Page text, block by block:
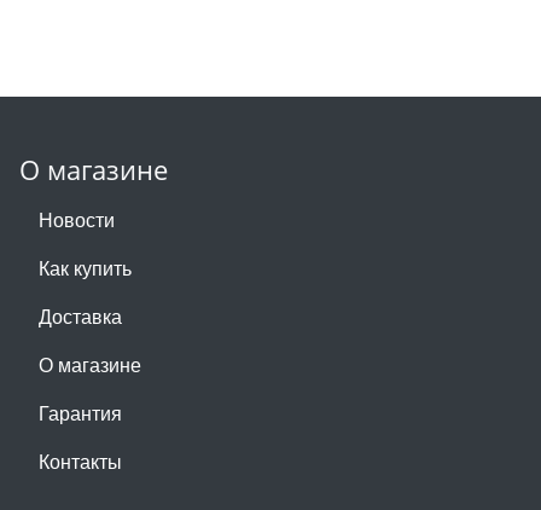
О магазине
Новости
Как купить
Доставка
О магазине
Гарантия
Контакты